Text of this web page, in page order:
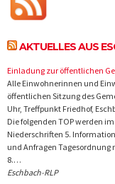
AKTUELLES AUS
Einladung zur öffentlichen
Alle Einwohnerinnen und
öffentlichen Sitzung des
Uhr, Treffpunkt Friedhof,
Die folgenden TOP werden
Niederschriften 5.
und Anfragen
8.…
Eschbach-RLP